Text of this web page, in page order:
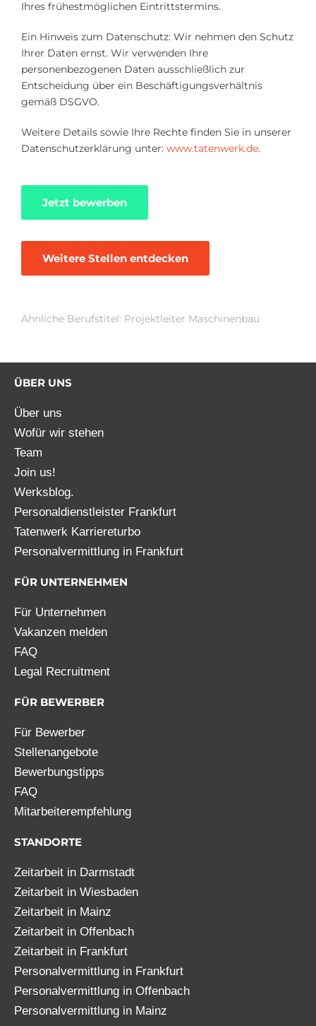
Ihres frühestmöglichen Eintrittstermins.
Ein Hinweis zum Datenschutz: Wir nehmen den Schutz
Ihrer Daten ernst. Wir verwenden Ihre
personenbezogenen Daten ausschließlich zur
Entscheidung über ein Beschäftigungsverhältnis
gemäß DSGVO.
Weitere Details sowie Ihre Rechte finden Sie in unserer
Datenschutzerklärung unter: www.tatenwerk.de.
Jetzt bewerben
Weitere Stellen entdecken
Ähnliche Berufstitel: Projektleiter Maschinenbau
ÜBER UNS
Über uns
Wofür wir stehen
Team
Join us!
Werksblog.
Personaldienstleister Frankfurt
Tatenwerk Karriereturbo
Personalvermittlung in Frankfurt
FÜR UNTERNEHMEN
Für Unternehmen
Vakanzen melden
FAQ
Legal Recruitment
FÜR BEWERBER
Für Bewerber
Stellenangebote
Bewerbungstipps
FAQ
Mitarbeiterempfehlung
STANDORTE
Zeitarbeit in Darmstadt
Zeitarbeit in Wiesbaden
Zeitarbeit in Mainz
Zeitarbeit in Offenbach
Zeitarbeit in Frankfurt
Personalvermittlung in Frankfurt
Personalvermittlung in Offenbach
Personalvermittlung in Mainz